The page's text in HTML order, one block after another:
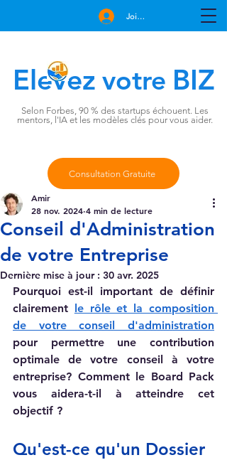
Elevez votre BIZ
Selon Forbes, 90 % des startups échouent. Les
mentors, l'IA et les modèles clés pour vous aider.
Consultation Gratuite
Join Free
Conseil d'Administration
de votre Entreprise
Amir
28 nov. 2024 4 min de lecture
Dernière mise à jour : 30 avr. 2025
Pourquoi est-il important de définir
clairement le rôle et la composition
de votre conseil d'administration
pour permettre une contribution
optimale de votre conseil à votre
entreprise? Comment le Board Pack
vous aidera-t-il à atteindre cet
objectif ?
Qu'est-ce qu'un Dossier